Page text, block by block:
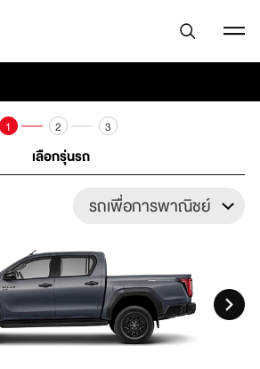
1
เลือกรุ่นรถ
2 3